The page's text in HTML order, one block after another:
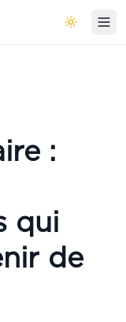
Basculer
:
qui
de